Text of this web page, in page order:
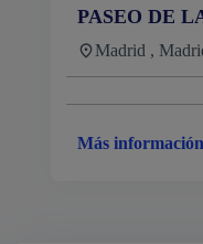
PASEO DE
Madrid ,
Más información